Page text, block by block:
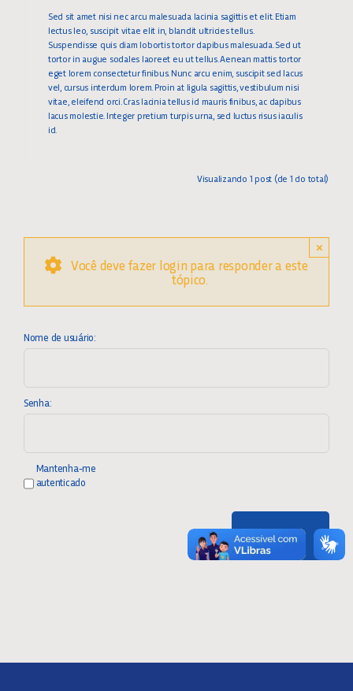
Sed sit amet nisi nec arcu malesuada lacinia sagittis et elit. Etiam
lectus leo, suscipit vitae elit in, blandit ultricies tellus.
Suspendisse quis diam lobortis tortor dapibus malesuada. Sed ut
tortor in augue sodales laoreet eu ut tellus. Aenean mattis tortor
eget lorem consectetur finibus. Nunc arcu enim, suscipit sed lacus
vel, cursus interdum lorem. Proin at ligula sagittis, vestibulum nisi
vitae, eleifend orci. Cras lacinia tellus id mauris finibus, ac dapibus
lacus molestie. Integer pretium turpis urna, sed luctus risus iaculis
id.
Visualizando 1 post (de 1 do total)
×
Você deve fazer login para responder a este
tópico.
Nome de usuário:
Senha:
Mantenha-me
autenticado
Entrar